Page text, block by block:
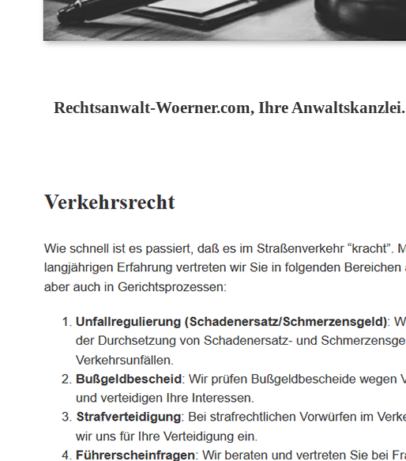
Rechtsanwalt-Woerner.com, Ihre Anwaltskanzlei.